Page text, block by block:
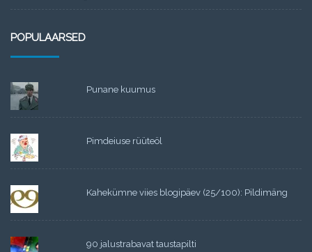
POPULAARSED
Punane kuumus
Pimdeiuse rüüteöl
Kahekümne viies blogipäev (25/100): Pildimäng
90 jalustrabavat taustapilti